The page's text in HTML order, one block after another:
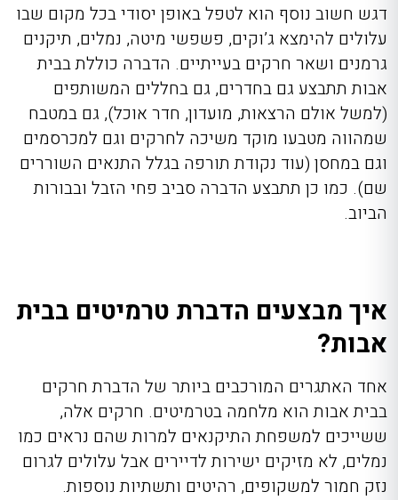
דגש חשוב נוסף הוא לטפל באופן יסודי בכל מקום שבו
עלולים להימצא ג’וקים, פשפשי מיטה, נמלים, תיקנים
גרמנים ושאר חרקים בעייתיים. הדברה כוללת בבית
אבות תתבצע גם בחדרים, גם בחללים המשותפים
(למשל אולם הרצאות, מועדון, חדר אוכל), גם במטבח
שמהווה מטבעו מוקד משיכה לחרקים וגם למכרסמים
וגם במחסן (עוד נקודת תורפה בגלל התנאים השוררים
שם). כמו כן תתבצע הדברה סביב פחי הזבל ובבורות
הביוב.
איך מבצעים הדברת טרמיטים בבית
אבות?
אחד האתגרים המורכבים ביותר של הדברת חרקים
בבית אבות הוא מלחמה בטרמיטים. חרקים אלה,
ששייכים למשפחת התיקנאים למרות שהם נראים כמו
נמלים, לא מזיקים ישירות לדיירים אבל עלולים לגרום
נזק חמור למשקופים, רהיטים ותשתיות נוספות.